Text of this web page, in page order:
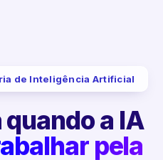
de Inteligência Artificial
quando a IA
pela